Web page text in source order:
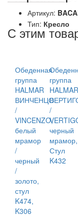
Артикул:
Тип: Кресло
С этим
Обеденная
группа
HALMAR
ВИНЧЕНЦО
/
VINCENZO,
белый
мрамор
/
черный
/
золото,
стул
K474,
K306
группа
HALMAR
/
черный
мрамор,
Стул
K432